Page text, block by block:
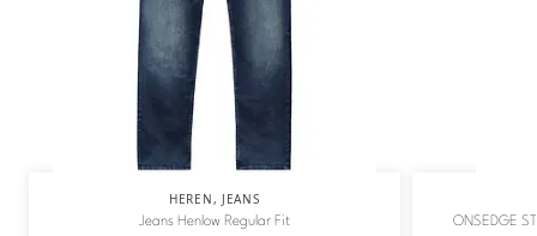
HEREN, JEANS
Jeans Henlow Regular Fit ONSEDGE